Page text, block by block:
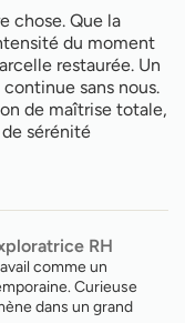
chose. Que la
du moment
restaurée. Un
sans nous.
de maîtrise totale,
sérénité
RH
comme un
Curieuse
dans un grand